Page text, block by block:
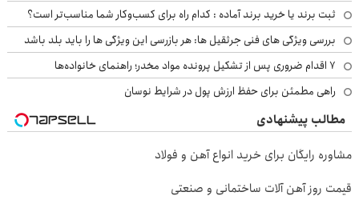
ثبت برند یا خرید برند آماده : کدام راه برای کسب‌وکار شما مناسب‌تر است؟
بررسی ویژگی های فنی جرثقیل ها: هر بازرسی این ویژگی ها را باید بلد باشد
۷ اقدام ضروری پس از تشکیل پرونده مواد مخدر؛ راهنمای خانواده‌ها
راهی مطمئن برای حفظ ارزش پول در شرایط نوسان
مطالب پیشنهادی
مشاوره رایگان برای خرید انواع آهن و فولاد
قیمت روز آهن آلات ساختمانی و صنعتی